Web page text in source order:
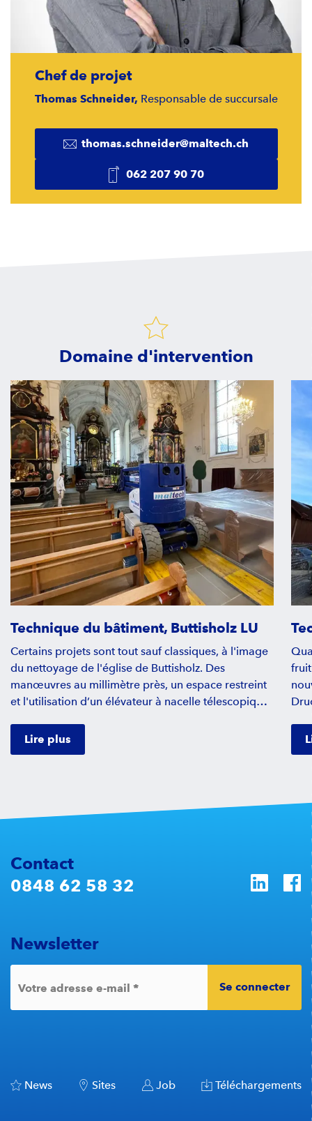
Chef de projet
Thomas Schneider, Responsable de succursale
thomas.schneider@maltech.ch
062 207 90 70
Domaine d'intervention
Technique du bâtiment, Buttisholz LU
Certains projets sont tout sauf classiques, à l'image
du nettoyage de l'église de Buttisholz. Des
manœuvres au millimètre près, un espace restreint
et l'utilisation d’un élévateur à nacelle télescopique
véritable défi. Découvrez dans ce reportage
passionnant comment l'équipe a relevé ce défi,
Lire plus
Contact
0848 62 58 32
Newsletter
Votre adresse e-mail * Se connecter
News Sites Job Téléchargements